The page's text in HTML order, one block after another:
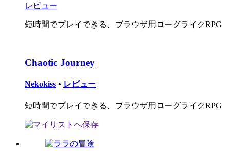
レビュー
短時間でプレイできる、ブラウザ用ローグライクRPG
Chaotic Journey
Nekokiss • レビュー
短時間でプレイできる、ブラウザ用ローグライクRPG